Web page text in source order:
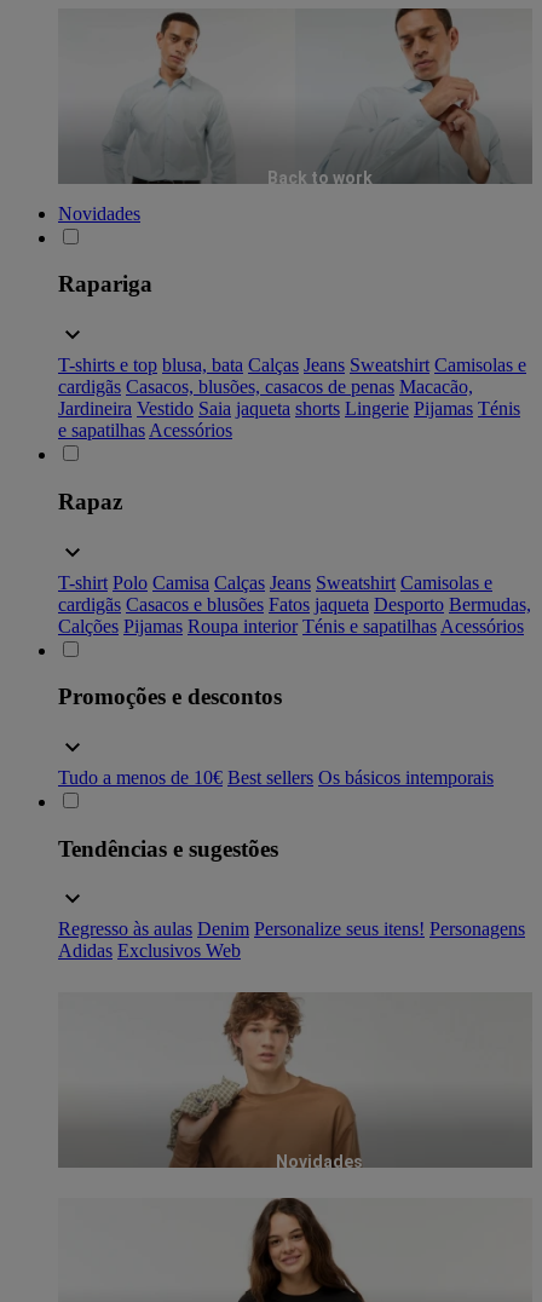
Back to work
Novidades
Rapariga
T-shirts e top blusa, bata Calças Jeans Sweatshirt Camisolas e
cardigãs Casacos, blusões, casacos de penas Macacão,
Jardineira Vestido Saia jaqueta shorts Lingerie Pijamas Ténis
e sapatilhas Acessórios
Rapaz
T-shirt Polo Camisa Calças Jeans Sweatshirt Camisolas e
cardigãs Casacos e blusões Fatos jaqueta Desporto Bermudas,
Calções Pijamas Roupa interior Ténis e sapatilhas Acessórios
Promoções e descontos
Tudo a menos de 10€ Best sellers Os básicos intemporais
Tendências e sugestões
Regresso às aulas Denim Personalize seus itens! Personagens
Adidas Exclusivos Web
Novidades